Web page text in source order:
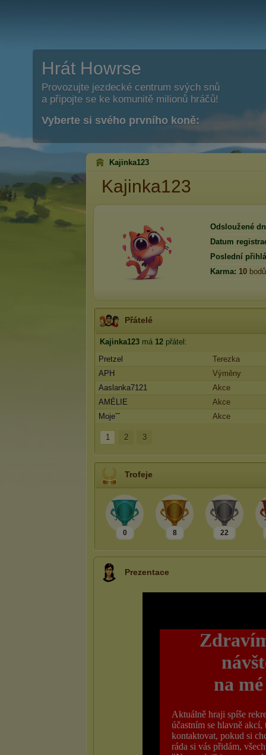
Hrát Howrse
Provozujte jezdecké centrum svých snů
a připojte se ke komunitě milionů hráčů!
Vyberte si svého prvního koně:
Kajinka123
Kajinka123
Odsloužené
Datum
Poslední
Karma: 10 bodů
Přátelé
Kajinka123 má 12 přátel:
Pretzel
Terezka
APH
Výměny
Aaslanka7121
Akce
AMÉLIE
Akce
Mojeˇˇ
Akce
1 2 3
Trofeje
0 8 22
Prezentace